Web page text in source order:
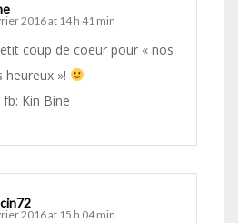
2016 at 14 h 41 min
coup de coeur pour « nos
heureux »!
Kin Bine
2016 at 15 h 04 min